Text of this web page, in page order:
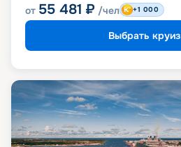
от 55 481 ₽ /чел +1 000
Выбрать круиз